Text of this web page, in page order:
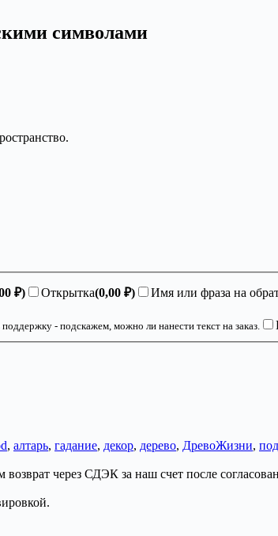
символами
₽) Открытка(0,00 ₽) Имя или фраза на
- подскажем, можно ли нанести текст на заказ.
, алтарь, гадание, декор, дерево, ДревоЖизни,
через СДЭК за наш счет после